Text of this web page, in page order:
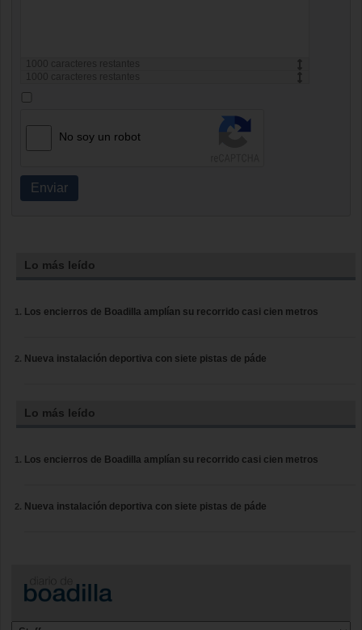
caracteres restantes
caracteres restantes
No soy un robot
Enviar
Lo más leído
Los encierros de Boadilla amplían su recorrido casi cien metros
Nueva instalación deportiva con siete pistas de páde
Lo más leído
Los encierros de Boadilla amplían su recorrido casi cien metros
Nueva instalación deportiva con siete pistas de páde